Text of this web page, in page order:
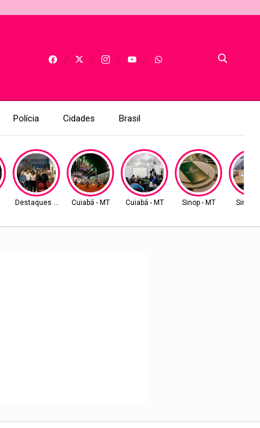
Polícia Cidades Brasil
Destaques AMM Cuiabá - MT Cuiabá - MT Sinop - MT Sinop -